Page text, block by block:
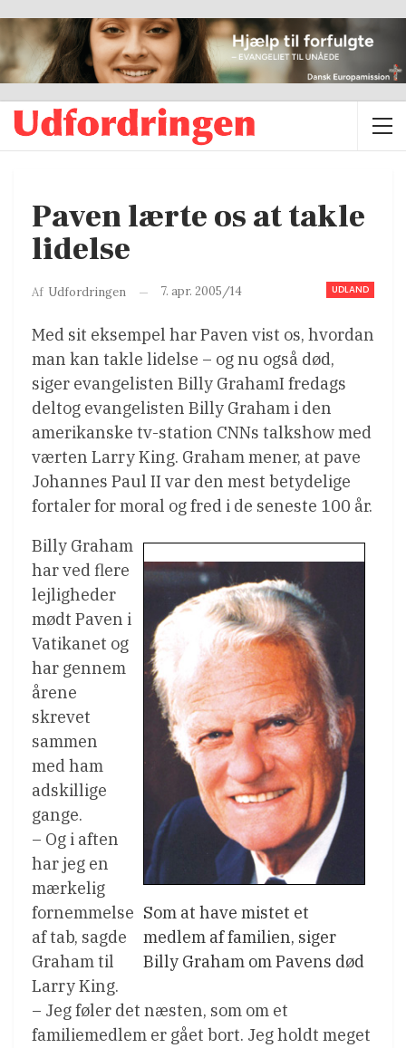
Paven lærte os at takle
lidelse
UDLAND
Af Udfordringen 7. apr. 2005/14
Med sit eksempel har Paven vist os, hvordan
man kan takle lidelse – og nu også død,
siger evangelisten Billy GrahamI fredags
deltog evangelisten Billy Graham i den
amerikanske tv-station CNNs talkshow med
værten Larry King. Graham mener, at pave
Johannes Paul II var den mest betydelige
fortaler for moral og fred i de seneste 100 år.
Som at have mistet et
medlem af familien, siger
Billy Graham om Pavens død
Billy Graham
har ved flere
lejligheder
mødt Paven i
Vatikanet og
har gennem
årene
skrevet
sammen
med ham
adskillige
gange.
– Og i aften
har jeg en
mærkelig
fornemmelse
af tab, sagde
Graham til
Larry King.
– Jeg føler det næsten, som om et
familiemedlem er gået bort. Jeg holdt meget